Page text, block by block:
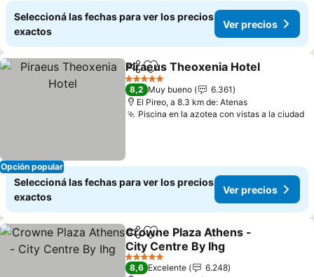
Seleccioná las fechas para ver los precios
exactos
Ver precios
Opción popular
CompartirAñadir a favoritos
Piraeus Theoxenia Hotel
5 Estrellas
8,2 Muy bueno
6.361
El Pireo, a 8.3 km de: Atenas
Piscina en la azotea con vistas a la ciudad
Seleccioná las fechas para ver los precios
exactos
Ver precios
CompartirAñadir a favoritos
Crowne Plaza Athens -
City Centre By Ihg
Ver precios
5 Estrellas
8,6 Excelente
6.248